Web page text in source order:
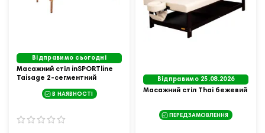
Відправимо сьогодні
Масажний стіл inSPORTline
Taisage 2-сегментний
В НАЯВНОСТІ
Відправимо 25.08.2026
Масажний стіл Thai бежевий
ПЕРЕДЗАМОВЛЕННЯ